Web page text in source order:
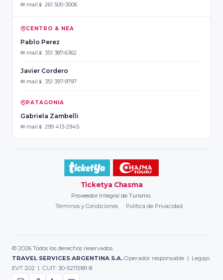
✉ mail 📱 261 500-3006
CENTRO & NEA
Pablo Perez
✉ mail 📱 351 387-6362
Javier Cordero
✉ mail 📱 351 397-9797
PATAGONIA
Gabriela Zambelli
✉ mail 📱 299 413-2945
Ticketya Chasma
Proveedor Integral de Turismo.
Términos y Condiciones
Política de Privacidad
© 2026 Todos los derechos reservados.
TRAVEL SERVICES ARGENTINA S.A. Operador responsable | Legajo
EVT 202 | CUIT: 30-52115181-8